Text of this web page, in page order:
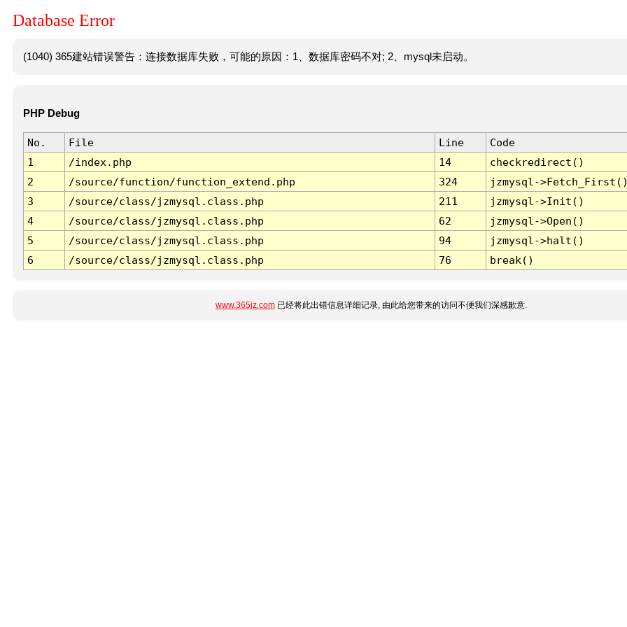
Database Error
(1040) 365建站错误警告：连接数据库失败，可能的原因：1、数据库密码不对; 2、mysql未启动。
PHP Debug
No. File Line
Code
1
/index.php 14
checkredirect()
2
/source/function/function_extend.php 324
jzmysql-
3
/source/class/jzmysql.class.php 211
jzmysql->Init()
4
/source/class/jzmysql.class.php 62
jzmysql->Open()
5
/source/class/jzmysql.class.php 94
jzmysql->halt()
6
/source/class/jzmysql.class.php 76 break()
www.365jz.com已经将此出错信息详细记录, 由此给您带来的访问不便我们深感歉意.